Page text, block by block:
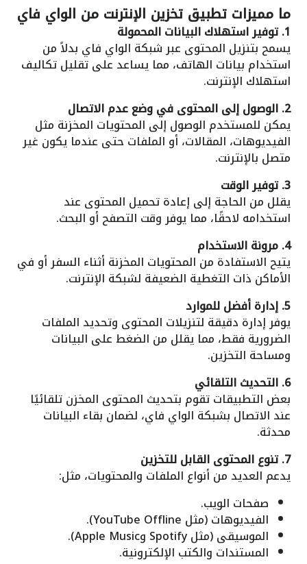
ما مميزات تطبيق تخزين الإنترنت من الواي فاي
1. توفير استهلاك البيانات المحمولة
يسمح بتنزيل المحتوى عبر شبكة الواي فاي بدلاً من
استخدام بيانات الهاتف، مما يساعد على تقليل تكاليف
استهلاك الإنترنت.
2. الوصول إلى المحتوى في وضع عدم الاتصال
يمكن للمستخدم الوصول إلى المحتويات المخزنة مثل
الفيديوهات، المقالات، أو الملفات حتى عندما يكون غير
متصل بالإنترنت.
3. توفير الوقت
يقلل من الحاجة إلى إعادة تحميل المحتوى عند
استخدامه لاحقًا، مما يوفر وقت التصفح أو البحث.
4. مرونة الاستخدام
يتيح الاستفادة من المحتويات المخزنة أثناء السفر أو في
الأماكن ذات التغطية الضعيفة لشبكة الإنترنت.
5. إدارة أفضل للموارد
يوفر إدارة دقيقة لتنزيلات المحتوى وتحديد الملفات
الضرورية فقط، مما يقلل من الضغط على البيانات
ومساحة التخزين.
6. التحديث التلقائي
بعض التطبيقات تقوم بتحديث المحتوى المخزن تلقائيًا
عند الاتصال بشبكة الواي فاي، لضمان بقاء البيانات
محدثة.
7. تنوع المحتوى القابل للتخزين
يدعم العديد من أنواع الملفات والمحتويات، مثل:
صفحات الويب.
الفيديوهات (مثل YouTube Offline).
الموسيقى (مثل Spotify وApple Music).
المستندات والكتب الإلكترونية.